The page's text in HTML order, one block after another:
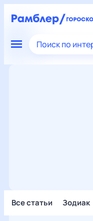
Поиск по
Все статьи Зодиак